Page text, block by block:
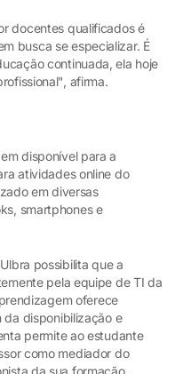
docentes qualificados é
busca se especializar. É
continuada, ela hoje
afirma.
disponível para a
atividades online do
em diversas
smartphones e
possibilita que a
pela equipe de TI da
oferece
da disponibilização e
permite ao estudante
como mediador do